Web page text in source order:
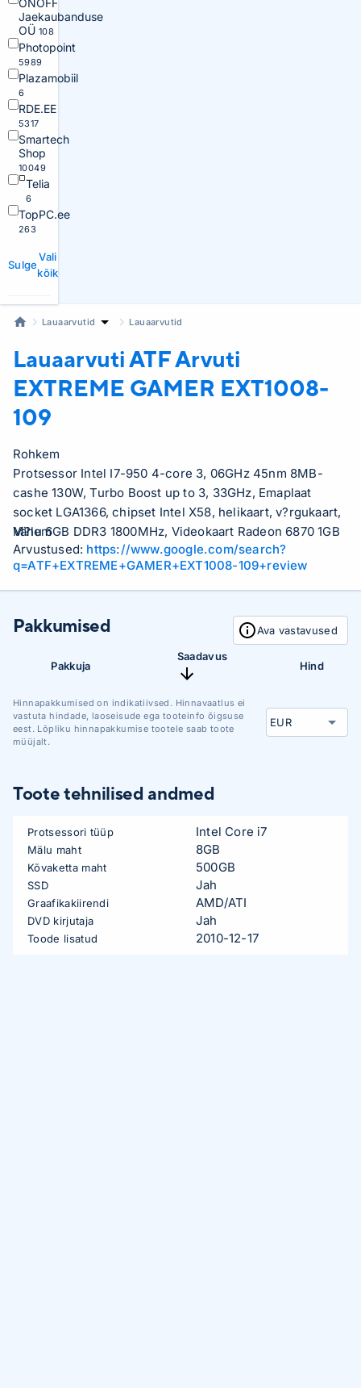
ONOFF
Jaekaubanduse
OÜ 108
Photopoint
5989
Plazamobiil
6
RDE.EE
5317
Smartech
Shop
10049
Telia
6
TopPC.ee
263
Sulge
Vali
kõik
Lauaarvutid Lauaarvutid
Lauaarvuti ATFArvuti
EXTREME GAMER EXT1008-
109
Rohkem
Protsessor Intel I7-950 4-core 3, 06GHz 45nm 8MB-
cashe 130W, Turbo Boost up to 3, 33GHz, Emaplaat
socket LGA1366, chipset Intel X58, helikaart, v?rgukaart,
M?lu 6GB DDR3 1800MHz, Videokaart Radeon 6870 1GB
vs GeForce GTX470 1, 28GB, K?vaketas Intel SSD 80GB
+ 500GB 7200rpm SATA, DVD-kirjutaja, Arvutikorpus ATX
plus (typical Inwin Griffin v?i samav??rne), Toiteallikas
Vähem
Arvustused: https://www.google.com/search?
q=ATF+EXTREME+GAMER+EXT1008-109+review
Pakkumised Ava vastavused
Pakkuja
Saadavus
Hind
Hinnapakkumised on indikatiivsed. Hinnavaatlus ei
vastuta hindade, laoseisude ega tooteinfo õigsuse
eest. Lõpliku hinnapakkumise tootele saab toote
müüjalt.
Toote tehnilised andmed
Protsessori tüüp Intel Core i7
Mälu maht 8GB
Kõvaketta maht 500GB
SSD Jah
Graafikakiirendi AMD/ATI
DVD kirjutaja Jah
Toode lisatud 2010-12-17